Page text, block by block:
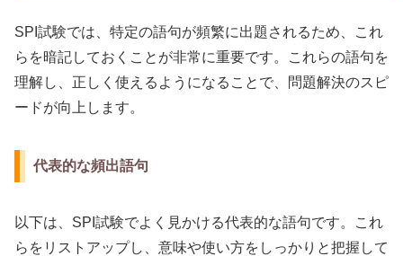
SPI試験では、特定の語句が頻繁に出題されるため、これ
らを暗記しておくことが非常に重要です。これらの語句を
理解し、正しく使えるようになることで、問題解決のスピ
ードが向上します。
代表的な頻出語句
以下は、SPI試験でよく見かける代表的な語句です。これ
らをリストアップし、意味や使い方をしっかりと把握して